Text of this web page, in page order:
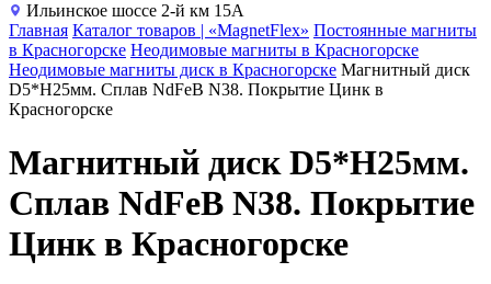
Ильинское шоссе 2-й км 15А
Главная Каталог товаров | «MagnetFlex» Постоянные магниты
в Красногорске Неодимовые магниты в Красногорске
Неодимовые магниты диск в Красногорске Магнитный диск
D5*H25мм. Сплав NdFeB N38. Покрытие Цинк в
Красногорске
Магнитный диск D5*H25мм.
Сплав NdFeB N38. Покрытие
Цинк в Красногорске